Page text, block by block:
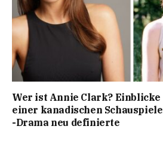
Wer ist Annie Clark?
einer kanadischen
-Drama neu definierte